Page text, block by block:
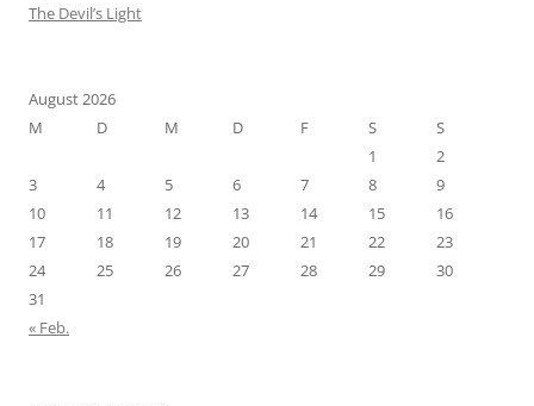
The Devil’s Light
August 2026
M
D M D F S
S
1
2
3
4 5 6 7 8
9
10
11 12 13 14 15
16
17
18 19 20 21 22
23
24
25 26 27 28 29
30
31
« Feb.